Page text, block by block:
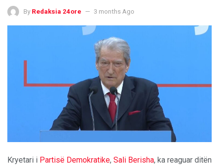
By Redaksia 24ore 3 months Ago
Kryetari i Partisë Demokratike, Sali Berisha, ka reaguar ditën